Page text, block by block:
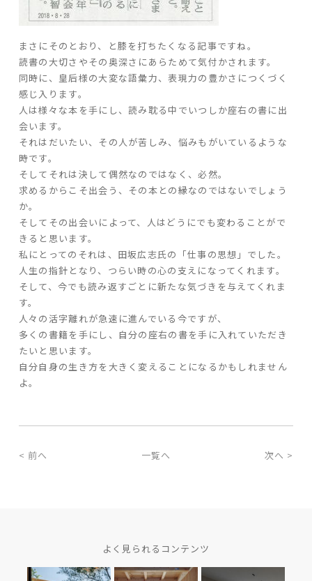
- 高断熱性能
- 高耐震性能
- 高耐久性能
- 保証
家づくりの流れ
よくあるご質問
企業情報
採用情報
暮らしの器
まさにそのとおり、と膝を打ちたくなる記事ですね。
読書の大切さやその奥深さにあらためて気付かされます。
同時に、皇后様の大変な語彙力、表現力の豊かさにつくづく
感じ入ります。
人は様々な本を手にし、読み耽る中でいつしか座右の書に出
会います。
それはだいたい、その人が苦しみ、悩みもがいているような
時です。
そしてそれは決して偶然なのではなく、必然。
求めるからこそ出会う、その本との縁なのではないでしょう
か。
そしてその出会いによって、人はどうにでも変わることがで
きると思います。
私にとってのそれは、田坂広志氏の「仕事の思想」でした。
人生の指針となり、つらい時の心の支えになってくれます。
そして、今でも読み返すごとに新たな気づきを与えてくれま
す。
人々の活字離れが急速に進んでいる今ですが、
多くの書籍を手にし、自分の座右の書を手に入れていただき
たいと思います。
自分自身の生き方を大きく変えることになるかもしれません
よ。
< 前へ 一覧へ 次へ >
よく見られるコンテンツ